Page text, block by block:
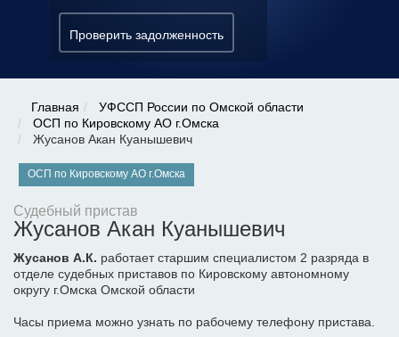
Проверить задолженность
Главная
УФССП России по Омской области
ОСП по Кировскому АО г.Омска
Жусанов Акан Куанышевич
ОСП по Кировскому АО г.Омска
Судебный пристав
Жусанов Акан Куанышевич
Жусанов А.К. работает старшим специалистом 2 разряда в
отделе судебных приставов по Кировскому автономному
округу г.Омска Омской области
Часы приема можно узнать по рабочему телефону пристава.